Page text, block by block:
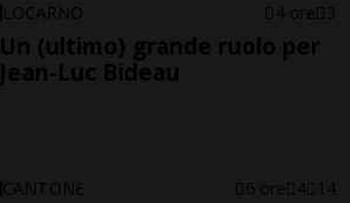
LOCARNO 4 ore 3
Un (ultimo) grande ruolo per
Jean-Luc Bideau
CANTONE 6 ore 4 14